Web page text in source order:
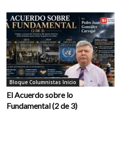
Bloque Columnistas Inicio
El Acuerdo sobre lo
Fundamental (2 de 3)